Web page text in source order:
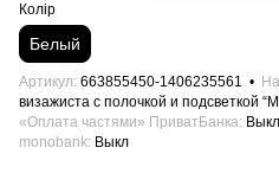
Колір
Белый
Артикул 663855450-1406235561
визажиста с полочкой и подсветкой
«Оплата частями» ПриватБанка Выкл
monobank Выкл